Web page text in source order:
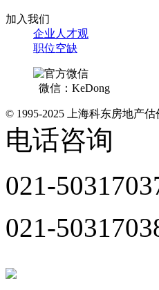
加入我们
企业人才观
职位空缺
微信：KeDong
© 1995-2025 上海科东房地产
电话咨询
021-
021-